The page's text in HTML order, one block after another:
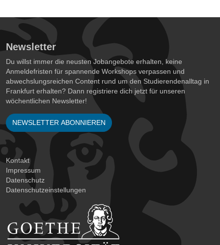
Newsletter
Du willst immer die neusten Jobangebote erhalten, keine
Anmeldefristen für spannende Workshops verpassen und
abwechslungsreichen Content rund um den Studierendenalltag in
Frankfurt erhalten? Dann registriere dich jetzt für unseren
wöchentlichen Newsletter!
NEWSLETTER ABONNIEREN
Kontakt
Impressum
Datenschutz
Datenschutzeinstellungen